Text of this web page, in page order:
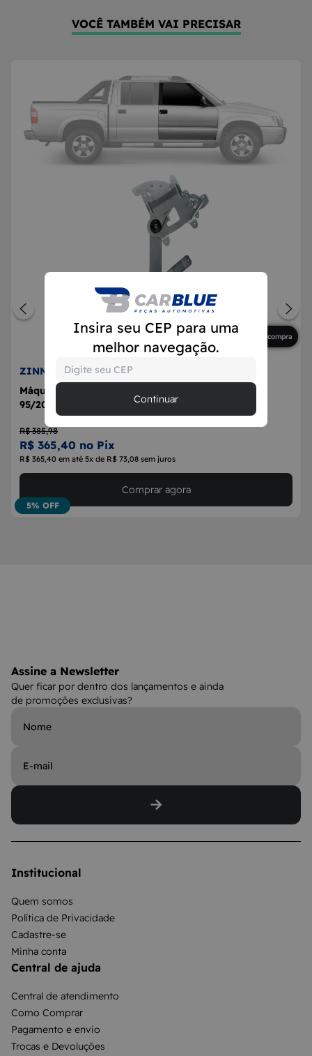
Insira seu CEP para uma
melhor navegação.
Continuar
VOCÊ TAMBÉM VAI PRECISAR
Primeira compra
ZINNI E GUELL
Máquina Vidro Dianteira Elétrica Blazer 4 Portas
95/2011
R$ 385,98
R$ 365,40 no Pix
R$ 365,40 em até 5x de R$ 73,08 sem juros
5% OFF
Comprar agora
Assine a Newsletter
Quer ficar por dentro dos lançamentos e ainda
de promoções exclusivas?
Institucional
Quem somos
Política de Privacidade
Cadastre-se
Minha conta
Central de ajuda
Central de atendimento
Como Comprar
Pagamento e envio
Trocas e Devoluções